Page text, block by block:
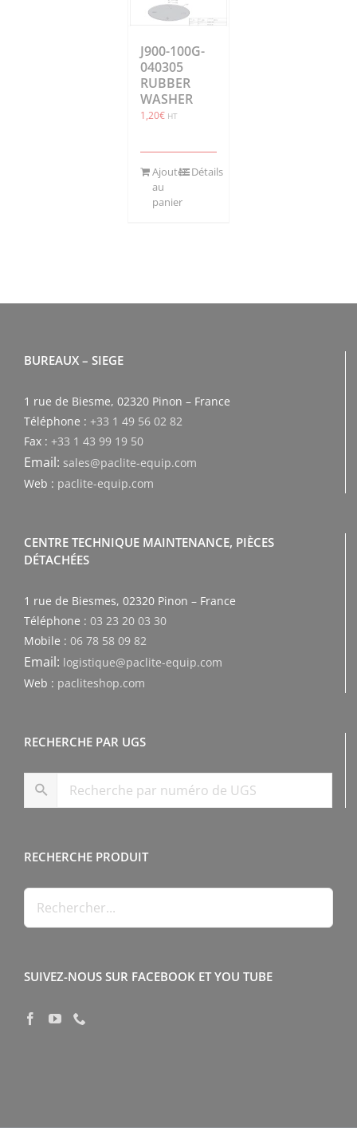
J900-100G-
040305
RUBBER
WASHER
1,20€ HT
Ajouter
au
panier
Détails
BUREAUX – SIEGE
1 rue de Biesme, 02320 Pinon – France
Téléphone : +33 1 49 56 02 82
Fax : +33 1 43 99 19 50
Email: sales@paclite-equip.com
Web : paclite-equip.com
CENTRE TECHNIQUE MAINTENANCE, PIÈCES
DÉTACHÉES
1 rue de Biesmes, 02320 Pinon – France
Téléphone : 03 23 20 03 30
Mobile : 06 78 58 09 82
Email: logistique@paclite-equip.com
Web : pacliteshop.com
RECHERCHE PAR UGS
RECHERCHE PRODUIT
SUIVEZ-NOUS SUR FACEBOOK ET YOU TUBE